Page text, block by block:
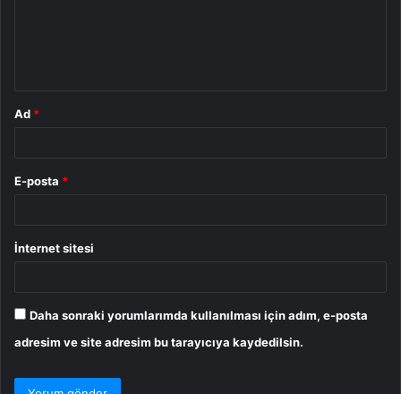
Ad *
E-posta *
İnternet sitesi
Daha sonraki yorumlarımda kullanılması için adım, e-posta
adresim ve site adresim bu tarayıcıya kaydedilsin.